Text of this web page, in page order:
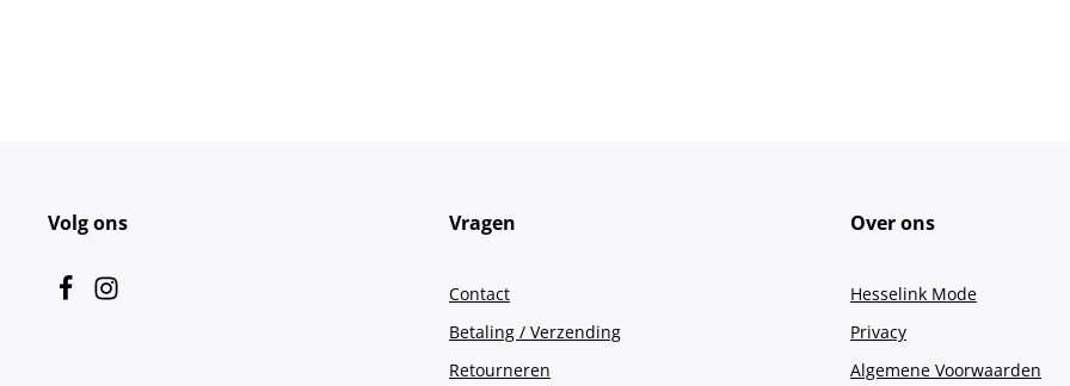
Volg ons Vragen
Contact
Betaling / Verzending
Retourneren
Over ons
Hesselink Mode
Privacy
Algemene Voorwaarden